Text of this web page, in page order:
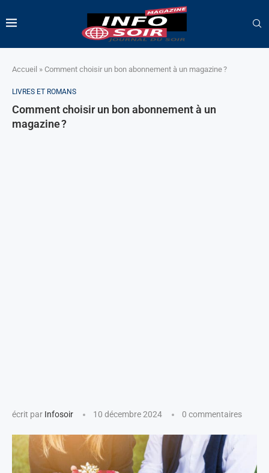
Accueil » Comment choisir un bon abonnement à un magazine ?
LIVRES ET ROMANS
Comment choisir un bon abonnement à un
magazine ?
écrit par Infosoir 10 décembre 2024 0 commentaires